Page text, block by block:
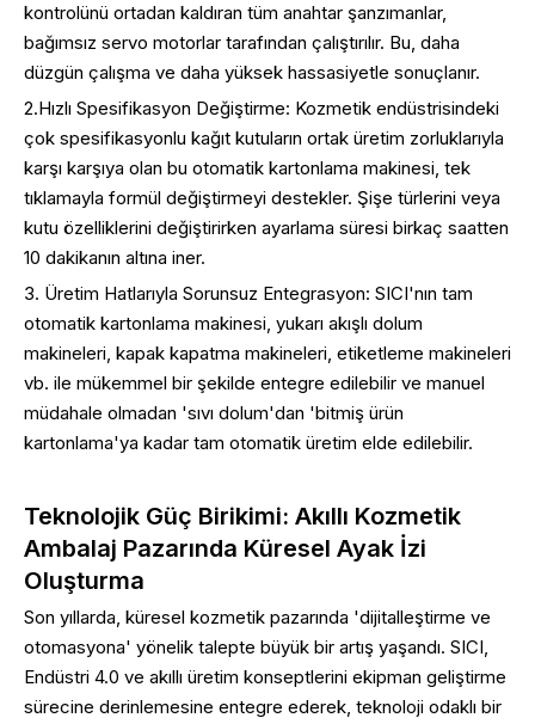
kontrolünü ortadan kaldıran tüm anahtar şanzımanlar,
bağımsız servo motorlar tarafından çalıştırılır. Bu, daha
düzgün çalışma ve daha yüksek hassasiyetle sonuçlanır.
2.Hızlı Spesifikasyon Değiştirme: Kozmetik endüstrisindeki
çok spesifikasyonlu kağıt kutuların ortak üretim zorluklarıyla
karşı karşıya olan bu otomatik kartonlama makinesi, tek
tıklamayla formül değiştirmeyi destekler. Şişe türlerini veya
kutu özelliklerini değiştirirken ayarlama süresi birkaç saatten
10 dakikanın altına iner.
3. Üretim Hatlarıyla Sorunsuz Entegrasyon: SICI'nın tam
otomatik kartonlama makinesi, yukarı akışlı dolum
makineleri, kapak kapatma makineleri, etiketleme makineleri
vb. ile mükemmel bir şekilde entegre edilebilir ve manuel
müdahale olmadan 'sıvı dolum'dan 'bitmiş ürün
kartonlama'ya kadar tam otomatik üretim elde edilebilir.
Teknolojik Güç Birikimi: Akıllı Kozmetik
Ambalaj Pazarında Küresel Ayak İzi
Oluşturma
Son yıllarda, küresel kozmetik pazarında 'dijitalleştirme ve
otomasyona' yönelik talepte büyük bir artış yaşandı. SICI,
Endüstri 4.0 ve akıllı üretim konseptlerini ekipman geliştirme
sürecine derinlemesine entegre ederek, teknoloji odaklı bir